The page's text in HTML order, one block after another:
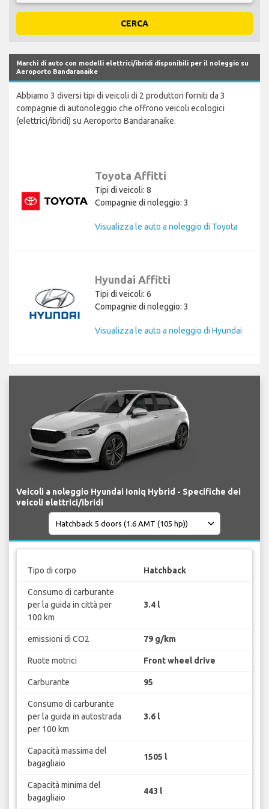
CERCA
Marchi di auto con modelli elettrici/ibridi disponibili per il noleggio su
Aeroporto Bandaranaike
Abbiamo 3 diversi tipi di veicoli di 2 produttori forniti da 3
compagnie di autonoleggio che offrono veicoli ecologici
(elettrici/ibridi) su Aeroporto Bandaranaike.
Toyota Affitti
Tipi di veicoli: 8
Compagnie di noleggio: 3
Visualizza le auto a noleggio di Toyota
Hyundai Affitti
Tipi di veicoli: 6
Compagnie di noleggio: 3
Visualizza le auto a noleggio di Hyundai
Veicoli a noleggio Hyundai Ioniq Hybrid - Specifiche dei
veicoli elettrici/ibridi
Tipo di corpo Hatchback
Consumo di carburante
per la guida in città per
100 km
3.4 l
emissioni di CO2 79 g/km
Ruote motrici Front wheel drive
Carburante 95
Consumo di carburante
per la guida in autostrada
per 100 km
3.6 l
Capacità massima del
bagagliaio
1505 l
Capacità minima del
bagagliaio
443 l